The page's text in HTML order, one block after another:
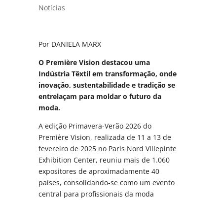
Notícias
Por DANIELA MARX
O Première Vision destacou uma
Indústria Têxtil em transformação, onde
inovação, sustentabilidade e tradição se
entrelaçam para moldar o futuro da
moda.
A edição Primavera-Verão 2026 do
Première Vision, realizada de 11 a 13 de
fevereiro de 2025 no Paris Nord Villepinte
Exhibition Center, reuniu mais de 1.060
expositores de aproximadamente 40
países, consolidando-se como um evento
central para profissionais da moda